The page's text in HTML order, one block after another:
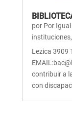
por Por
instituciones,
Lezica 3909
contribuir a
con